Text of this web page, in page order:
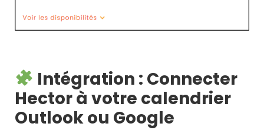
Intégration : Connecter
Hector à votre calendrier
Outlook ou Google